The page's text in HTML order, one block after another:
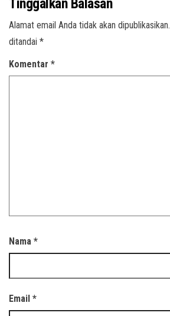
Tinggalkan Balasan
Alamat email Anda tidak akan dipublikasikan.
ditandai *
Komentar *
Nama *
Email *